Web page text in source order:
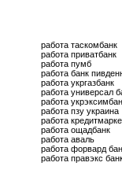
работа таскомбанк
работа приватбанк
работа пумб
работа банк
работа укргазбанк
работа универсал
работа
работа пзу украина
работа
работа ощадбанк
работа аваль
работа форвард
работа правэкс